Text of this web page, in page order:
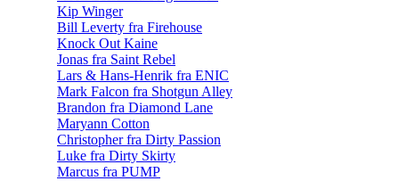
Kip Winger
Bill Leverty fra Firehouse
Knock Out Kaine
Jonas fra Saint Rebel
Lars & Hans-Henrik fra ENIC
Mark Falcon fra Shotgun Alley
Brandon fra Diamond Lane
Maryann Cotton
Christopher fra Dirty Passion
Luke fra Dirty Skirty
Marcus fra PUMP